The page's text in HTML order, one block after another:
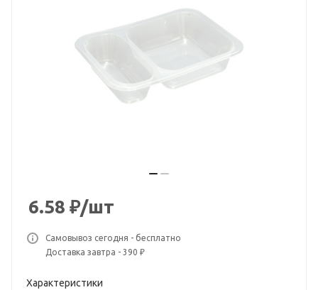
6.58 ₽/шт
Самовывоз сегодня - бесплатно
Доставка завтра - 390 ₽
Характеристики